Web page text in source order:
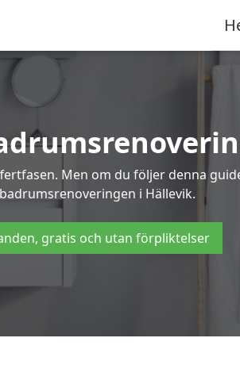
Men om du följer denna
i Hällevik.
gratis och utan förpliktelser